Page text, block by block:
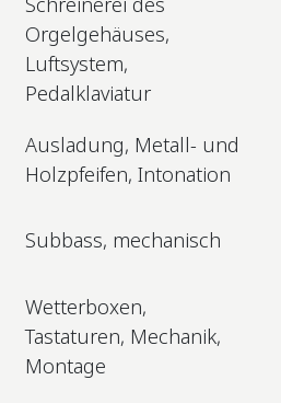
Orgelgehäuses,
Luftsystem,
Pedalklaviatur
Ausladung, Metall- und
Holzpfeifen, Intonation
Subbass, mechanisch
Wetterboxen,
Tastaturen, Mechanik,
Montage